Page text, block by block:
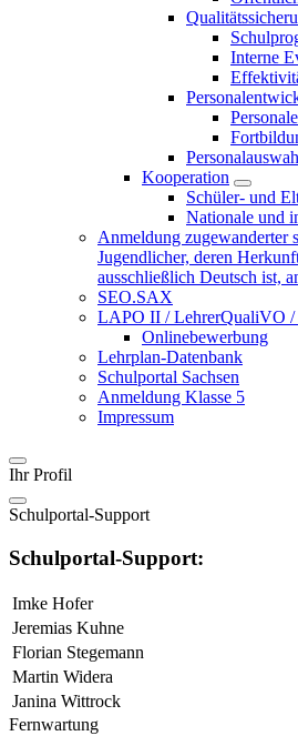
Interne
Kooperation
Schüler- und
Nationale und
Anmeldung zugewanderter
Jugendlicher, deren
ausschließlich Deutsch ist,
SEO.SAX
LAPO II / LehrerQualiVO /
Onlinebewerbung
Lehrplan-Datenbank
Schulportal Sachsen
Anmeldung Klasse 5
Impressum
Ihr Profil
Schulportal-Support
Schulportal-Support:
Imke Hofer
Jeremias Kuhne
Florian Stegemann
Martin Widera
Janina Wittrock
Fernwartung